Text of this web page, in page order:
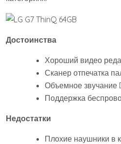
Достоинства
Хороший видео
Сканер отпечатка
Объемное звучание
Поддержка
Недостатки
Плохие наушники в